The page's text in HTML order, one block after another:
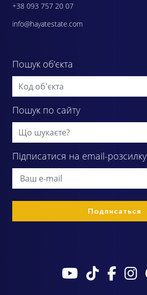
+38 093 757 20 07
info@hayatestate.com
Пошук об'єкта
Пошук по сайту
Підписатися на email-розсилку